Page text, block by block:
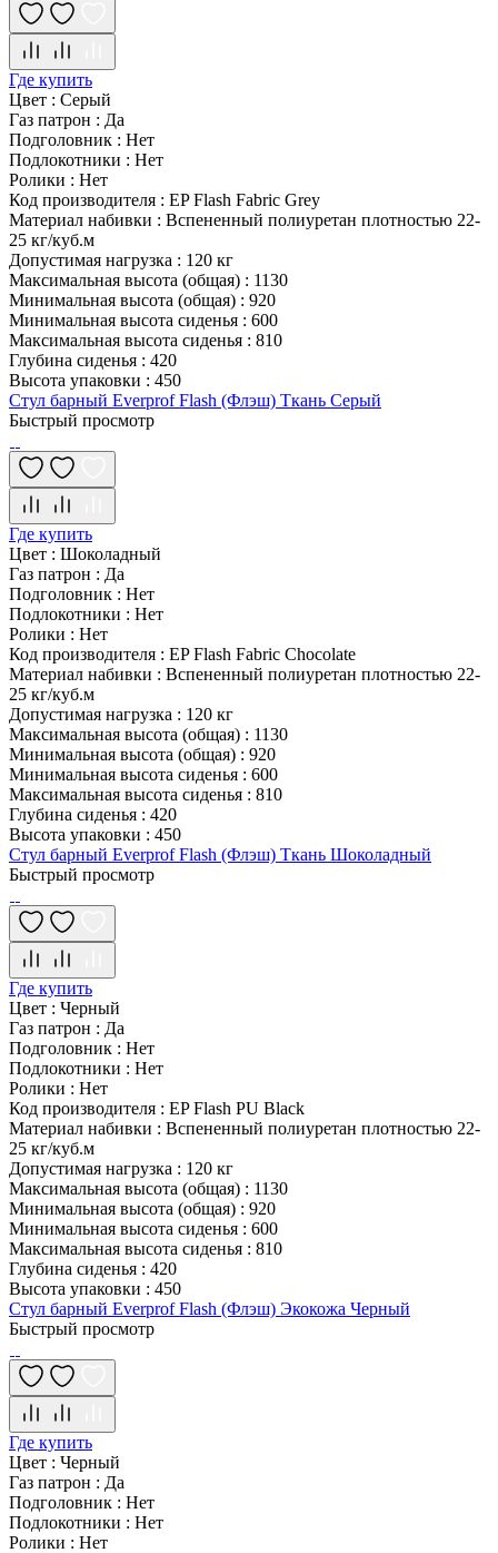
Где купить
Цвет : Серый
Газ патрон : Да
Подголовник : Нет
Подлокотники : Нет
Ролики : Нет
Код производителя : EP Flash Fabric Grey
Материал набивки : Вспененный полиуретан плотностью 22-
25 кг/куб.м
Допустимая нагрузка : 120 кг
Максимальная высота (общая) : 1130
Минимальная высота (общая) : 920
Минимальная высота сиденья : 600
Максимальная высота сиденья : 810
Глубина сиденья : 420
Высота упаковки : 450
Стул барный Everprof Flash (Флэш) Ткань Серый
Быстрый просмотр
Где купить
Цвет : Шоколадный
Газ патрон : Да
Подголовник : Нет
Подлокотники : Нет
Ролики : Нет
Код производителя : EP Flash Fabric Chocolate
Материал набивки : Вспененный полиуретан плотностью 22-
25 кг/куб.м
Допустимая нагрузка : 120 кг
Максимальная высота (общая) : 1130
Минимальная высота (общая) : 920
Минимальная высота сиденья : 600
Максимальная высота сиденья : 810
Глубина сиденья : 420
Высота упаковки : 450
Стул барный Everprof Flash (Флэш) Ткань Шоколадный
Быстрый просмотр
Где купить
Цвет : Черный
Газ патрон : Да
Подголовник : Нет
Подлокотники : Нет
Ролики : Нет
Код производителя : EP Flash PU Black
Материал набивки : Вспененный полиуретан плотностью 22-
25 кг/куб.м
Допустимая нагрузка : 120 кг
Максимальная высота (общая) : 1130
Минимальная высота (общая) : 920
Минимальная высота сиденья : 600
Максимальная высота сиденья : 810
Глубина сиденья : 420
Высота упаковки : 450
Стул барный Everprof Flash (Флэш) Экокожа Черный
Быстрый просмотр
Где купить
Цвет : Черный
Газ патрон : Да
Подголовник : Нет
Подлокотники : Нет
Ролики : Нет